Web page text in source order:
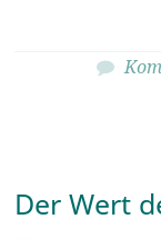
Der Wert